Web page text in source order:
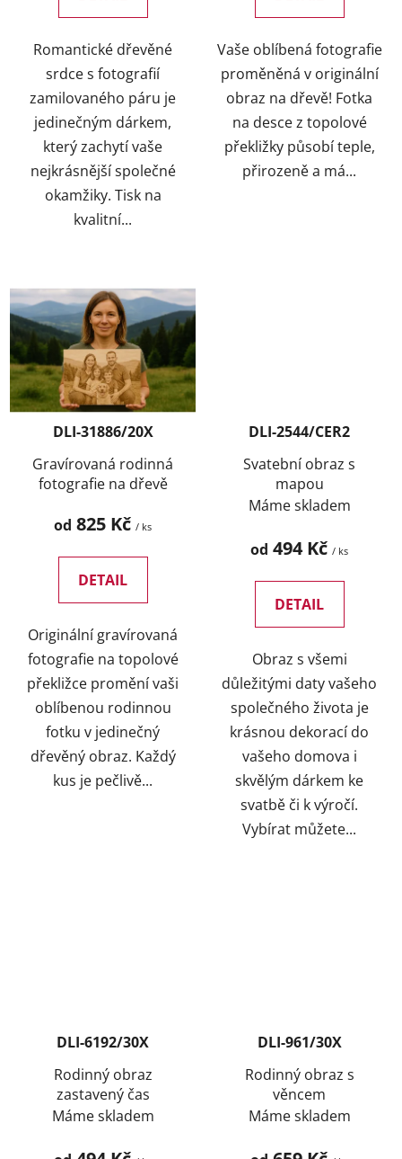
Romantické dřevěné
srdce s fotografií
zamilovaného páru je
jedinečným dárkem,
který zachytí vaše
nejkrásnější společné
okamžiky. Tisk na
kvalitní...
Vaše oblíbená fotografie
proměněná v originální
obraz na dřevě! Fotka
na desce z topolové
překližky působí teple,
přirozeně a má...
DLI-31886/20X
Gravírovaná rodinná
fotografie na dřevě
od 825 Kč / ks
DETAIL
Originální gravírovaná
fotografie na topolové
překližce promění vaši
oblíbenou rodinnou
fotku v jedinečný
dřevěný obraz. Každý
kus je pečlivě...
DLI-2544/CER2
Svatební obraz s
mapou
Máme skladem
od 494 Kč / ks
DETAIL
Obraz s všemi
důležitými daty vašeho
společného života je
krásnou dekorací do
vašeho domova i
skvělým dárkem ke
svatbě či k výročí.
Vybírat můžete...
DLI-6192/30X
Rodinný obraz
zastavený čas
Máme skladem
DLI-961/30X
Rodinný obraz s
věncem
Máme skladem